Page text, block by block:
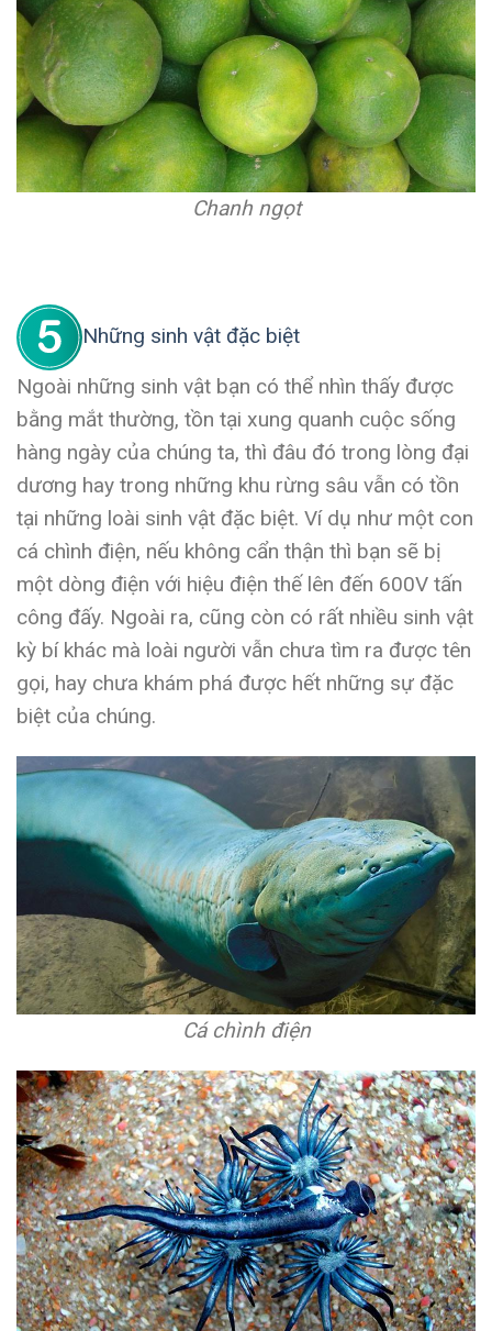
Chanh ngọt
Những sinh vật đặc biệt
Ngoài những sinh vật bạn có thể nhìn thấy được
bằng mắt thường, tồn tại xung quanh cuộc sống
hàng ngày của chúng ta, thì đâu đó trong lòng đại
dương hay trong những khu rừng sâu vẫn có tồn
tại những loài sinh vật đặc biệt. Ví dụ như một con
cá chình điện, nếu không cẩn thận thì bạn sẽ bị
một dòng điện với hiệu điện thế lên đến 600V tấn
công đấy. Ngoài ra, cũng còn có rất nhiều sinh vật
kỳ bí khác mà loài người vẫn chưa tìm ra được tên
gọi, hay chưa khám phá được hết những sự đặc
biệt của chúng.
Cá chình điện